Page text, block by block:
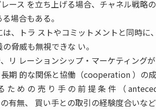
ース を立ち上げる場合、チャネル戦略
場合もある。
、トラ ストやコミットメントと同時に
脅威も無視できな い。
リ レーションシップ・マーケティングが
期 的な関係と協働（cooperation ）の成
た め の 売 り 手 の 前 提 条 件 （
有無、 買い手との取引の経験度合いな